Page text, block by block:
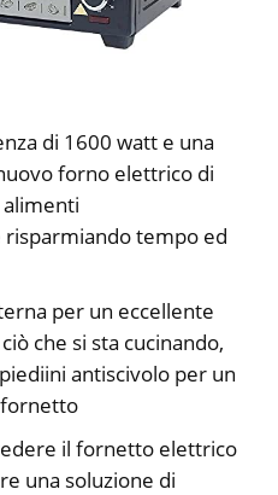
di 1600 watt e una
forno elettrico di
alimenti
tempo ed
per un eccellente
che si sta cucinando,
antiscivolo per un
il fornetto elettrico
una soluzione di